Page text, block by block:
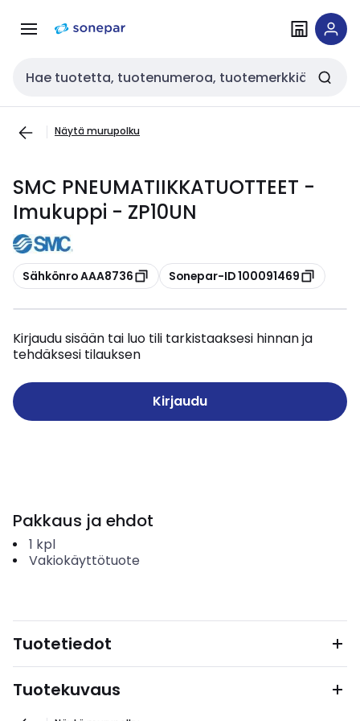
navigointiinsisältöön
Haku
Näytä murupolku
SMC PNEUMATIIKKATUOTTEET -
Imukuppi - ZP10UN
Kopioi
Sähkönro AAA8736 Kopioi
Sonepar-ID 100091469
Kirjaudu sisään tai luo tili tarkistaaksesi hinnan ja
tehdäksesi tilauksen
Kirjaudu
Pakkaus ja ehdot
1 kpl
Vakiokäyttötuote
Tuotetiedot
Tuotekuvaus